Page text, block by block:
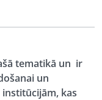
tematikā un ir
un
kas